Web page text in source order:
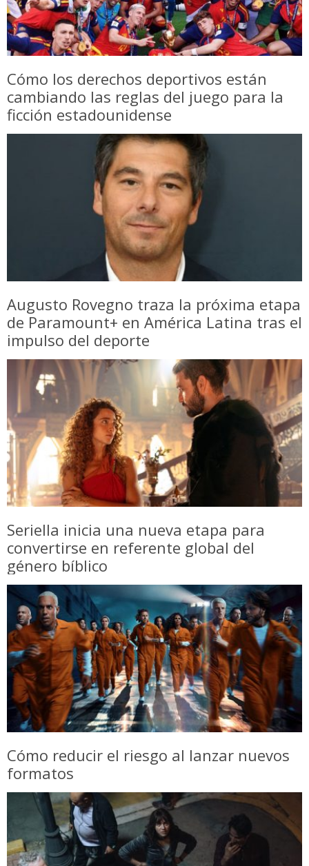
Cómo los derechos deportivos están
cambiando las reglas del juego para la
ficción estadounidense
Augusto Rovegno traza la próxima etapa
de Paramount+ en América Latina tras el
impulso del deporte
Seriella inicia una nueva etapa para
convertirse en referente global del
género bíblico
Cómo reducir el riesgo al lanzar nuevos
formatos